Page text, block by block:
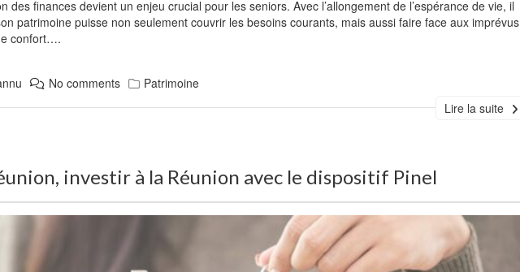
des finances devient un enjeu crucial pour les seniors. Avec l’allongement de l’espérance de vie, il
patrimoine puisse non seulement couvrir les besoins courants, mais aussi faire face aux imprévus
confort….
No comments
Patrimoine
Lire la suite
investir à la Réunion avec le dispositif Pinel